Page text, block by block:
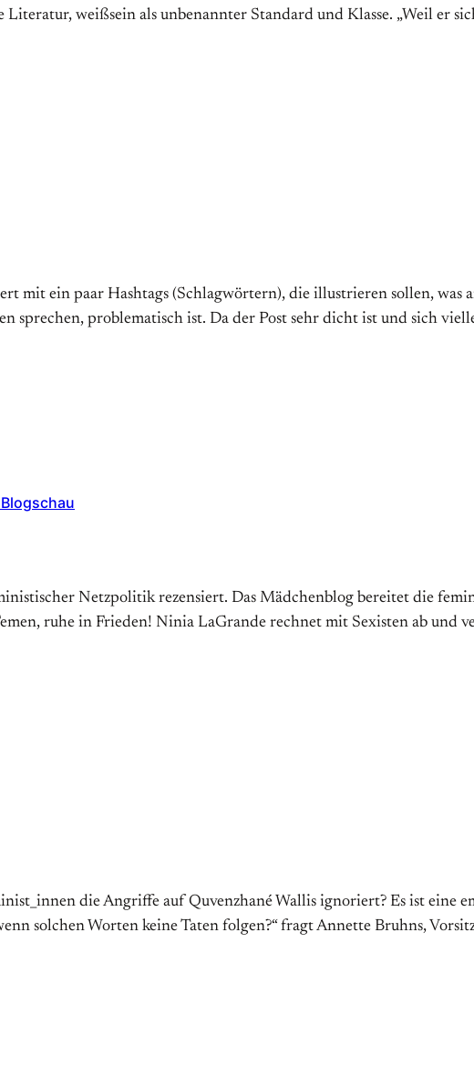
weißsein als unbenannter Standard und Klasse. „Weil er
mit ein paar Hashtags (Schlagwörtern), die illustrieren sollen, was
sprechen, problematisch ist. Da der Post sehr dicht ist und sich
Netzpolitik rezensiert. Das Mädchenblog bereitet die
ruhe in Frieden! Ninia LaGrande rechnet mit Sexisten ab und
die Angriffe auf Quvenzhané Wallis ignoriert? Es ist eine
solchen Worten keine Taten folgen?“ fragt Annette Bruhns,